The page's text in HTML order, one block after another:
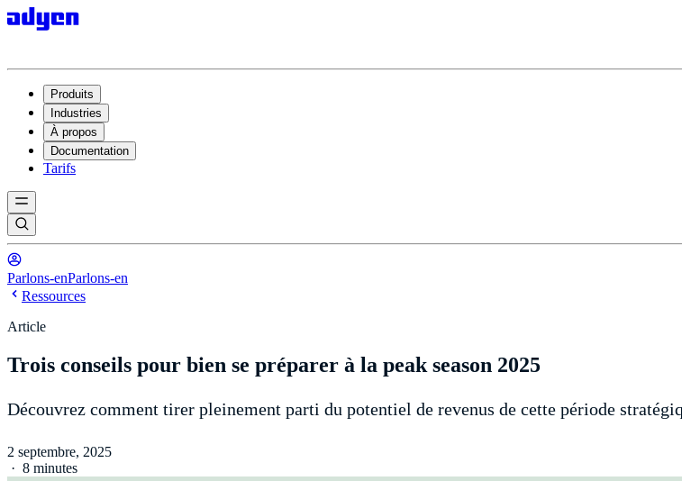
Produits
Industries
À propos
Documentation
Tarifs
Parlons-enParlons-en
Ressources
Article
Trois conseils pour bien se préparer à la peak season 2025
Découvrez comment tirer pleinement parti du potentiel de revenus de cette période
2 septembre, 2025
· 8 minutes